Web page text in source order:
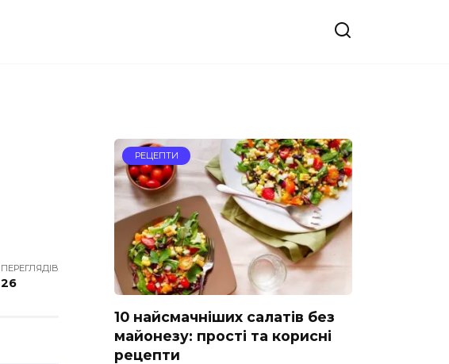
ПЕРЕГЛЯДІВ
26
РЕЦЕПТИ
10 найсмачніших салатів без
майонезу: прості та корисні
рецепти